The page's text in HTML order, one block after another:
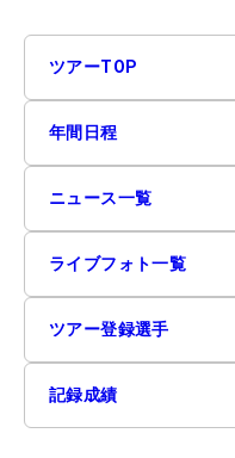
ツアーTOP
年間日程
ニュース一覧
ライブフォト一覧
ツアー登録選手
記録成績